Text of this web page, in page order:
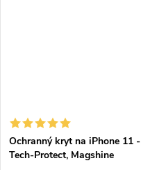
Ochranný kryt na iPhone 11 -
Tech-Protect, Magshine